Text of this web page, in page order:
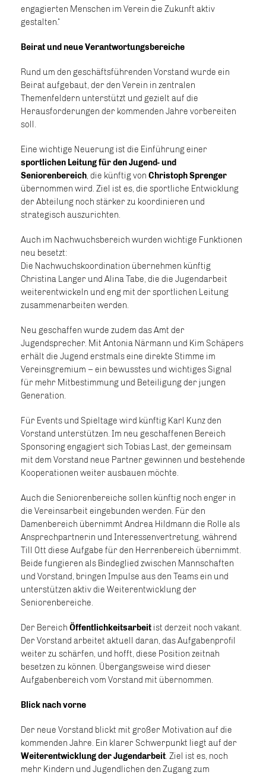
engagierten Menschen im Verein die Zukunft aktiv
gestalten.“
Beirat und neue Verantwortungsbereiche
Rund um den geschäftsführenden Vorstand wurde ein
Beirat aufgebaut, der den Verein in zentralen
Themenfeldern unterstützt und gezielt auf die
Herausforderungen der kommenden Jahre vorbereiten
soll.
Eine wichtige Neuerung ist die Einführung einer
sportlichen Leitung für den Jugend- und
Seniorenbereich, die künftig von Christoph Sprenger
übernommen wird. Ziel ist es, die sportliche Entwicklung
der Abteilung noch stärker zu koordinieren und
strategisch auszurichten.
Auch im Nachwuchsbereich wurden wichtige Funktionen
neu besetzt:
Die Nachwuchskoordination übernehmen künftig
Christina Langer und Alina Tabe, die die Jugendarbeit
weiterentwickeln und eng mit der sportlichen Leitung
zusammenarbeiten werden.
Neu geschaffen wurde zudem das Amt der
Jugendsprecher. Mit Antonia Närmann und Kim Schäpers
erhält die Jugend erstmals eine direkte Stimme im
Vereinsgremium – ein bewusstes und wichtiges Signal
für mehr Mitbestimmung und Beteiligung der jungen
Generation.
Für Events und Spieltage wird künftig Karl Kunz den
Vorstand unterstützen. Im neu geschaffenen Bereich
Sponsoring engagiert sich Tobias Last, der gemeinsam
mit dem Vorstand neue Partner gewinnen und bestehende
Kooperationen weiter ausbauen möchte.
Auch die Seniorenbereiche sollen künftig noch enger in
die Vereinsarbeit eingebunden werden. Für den
Damenbereich übernimmt Andrea Hildmann die Rolle als
Ansprechpartnerin und Interessenvertretung, während
Till Ott diese Aufgabe für den Herrenbereich übernimmt.
Beide fungieren als Bindeglied zwischen Mannschaften
und Vorstand, bringen Impulse aus den Teams ein und
unterstützen aktiv die Weiterentwicklung der
Seniorenbereiche.
Der Bereich Öffentlichkeitsarbeit ist derzeit noch vakant.
Der Vorstand arbeitet aktuell daran, das Aufgabenprofil
weiter zu schärfen, und hofft, diese Position zeitnah
besetzen zu können. Übergangsweise wird dieser
Aufgabenbereich vom Vorstand mit übernommen.
Blick nach vorne
Der neue Vorstand blickt mit großer Motivation auf die
kommenden Jahre. Ein klarer Schwerpunkt liegt auf der
Weiterentwicklung der Jugendarbeit. Ziel ist es, noch
mehr Kindern und Jugendlichen den Zugang zum